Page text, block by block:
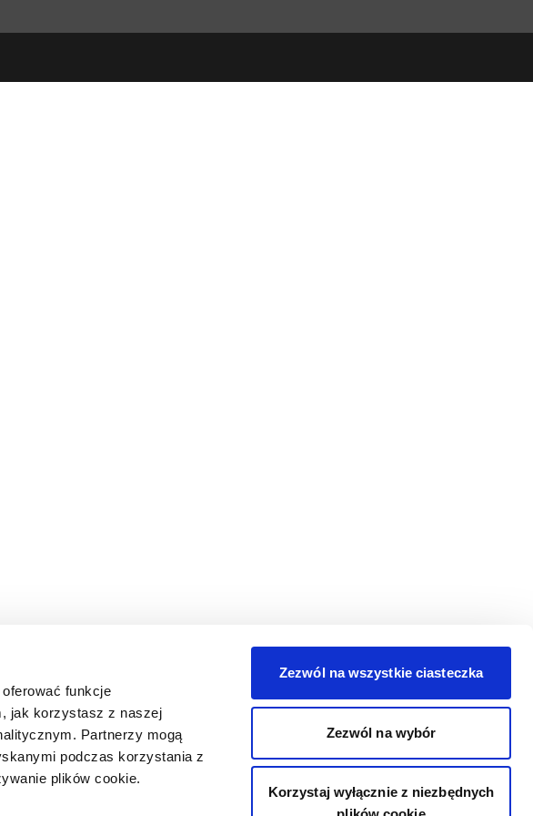
funkcje
jak korzystasz z naszej
Partnerzy mogą
podczas korzystania z
plików cookie.
Zezwól na wszystkie ciasteczka
Zezwól na wybór
Korzystaj wyłącznie z niezbędnych